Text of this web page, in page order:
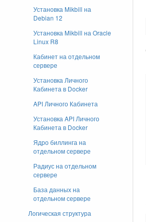
Установка Mikbill на
Debian 12
Установка Mikbill на Oracle
Linux R8
Кабинет на отдельном
сервере
Установка Личного
Кабинета в Docker
API Личного Кабинета
Установка API Личного
Кабинета в Docker
Ядро биллинга на
отдельном сервере
Радиус на отдельном
сервере
База данных на
отдельном сервере
Логическая структура